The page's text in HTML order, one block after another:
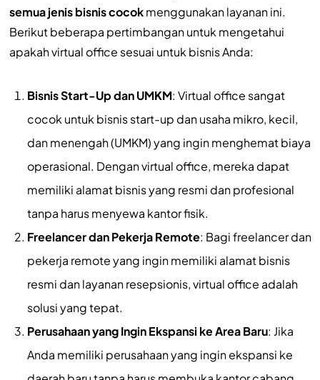
semua jenis bisnis cocokmenggunakan layanan ini.
Berikut beberapa pertimbangan untuk mengetahui
apakah virtual office sesuai untuk bisnis Anda:
Bisnis Start-Up dan UMKM: Virtual office sangat
cocok untuk bisnis start-up dan usaha mikro, kecil,
dan menengah (UMKM) yang ingin menghemat biaya
operasional. Dengan virtual office, mereka dapat
memiliki alamat bisnis yang resmi dan profesional
tanpa harus menyewa kantor fisik.
Freelancer dan Pekerja Remote: Bagi freelancer dan
pekerja remote yang ingin memiliki alamat bisnis
resmi dan layanan resepsionis, virtual office adalah
solusi yang tepat.
Perusahaan yang Ingin Ekspansi ke Area Baru: Jika
Anda memiliki perusahaan yang ingin ekspansi ke